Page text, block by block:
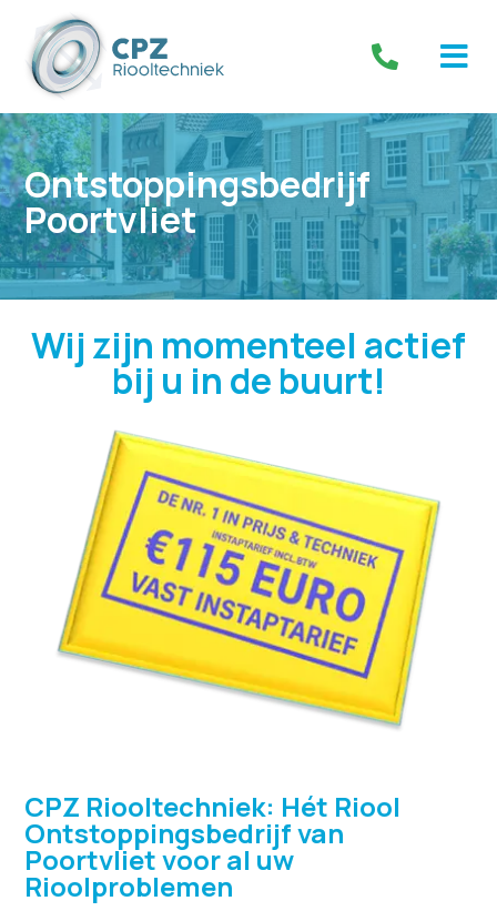
Ontstoppingsbedrijf
Poortvliet
Wij zijn momenteel actief
bij u in de buurt!
CPZ Riooltechniek: Hét Riool
Ontstoppingsbedrijf van
Poortvliet voor al uw
Rioolproblemen